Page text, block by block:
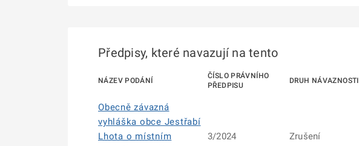
Předpisy, které navazují na tento
NÁZEV PODÁNÍ
ČÍSLO PRÁVNÍHO
PŘEDPISU
DRUH NÁVAZNOSTI
Obecně závazná
vyhláška obce Jestřabí
Lhota o místním
3/2024 Zrušení